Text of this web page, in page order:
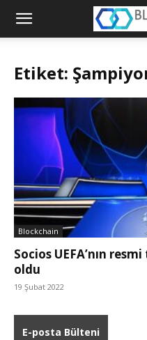
Blockchain
Etiket:
Blockchain
Socios UEFA’nın
oldu
19 Şubat 2022
E-posta Bülteni